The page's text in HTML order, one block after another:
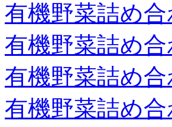
有機野菜詰め
有機野菜詰め
有機野菜詰め
有機野菜詰め